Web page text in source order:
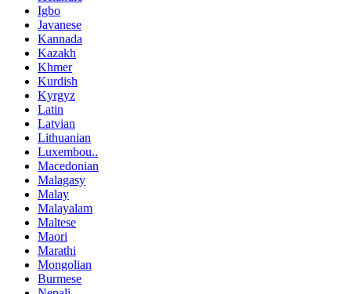
Igbo
Javanese
Kannada
Kazakh
Khmer
Kurdish
Kyrgyz
Latin
Latvian
Lithuanian
Luxembou..
Macedonian
Malagasy
Malay
Malayalam
Maltese
Maori
Marathi
Mongolian
Burmese